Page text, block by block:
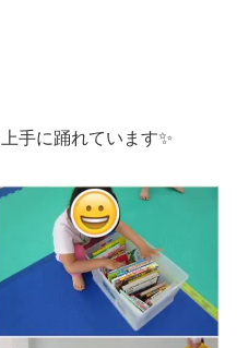
手に踊れています✨